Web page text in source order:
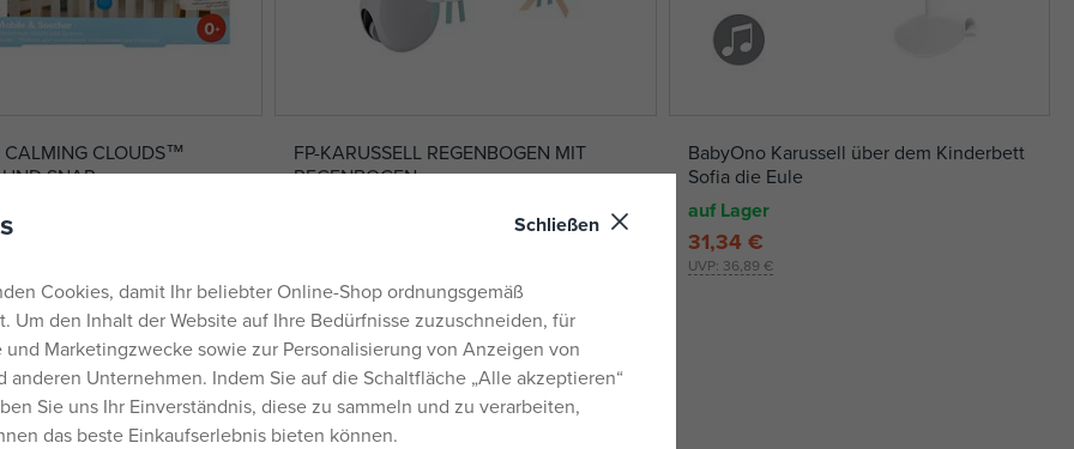
CLOUDS™
SNAP
FP-KARUSSELL REGENBOGEN MIT
REGENBOGEN
BabyOno Karussell über dem Kinderbett
Sofia die Eule
auf Lager
UVP: 36,89 €
31,34 €
Schließen
Cookies, damit Ihr beliebter Online-Shop ordnungsgemäß
Um den Inhalt der Website auf Ihre Bedürfnisse zuzuschneiden, für
und Marketingzwecke sowie zur Personalisierung von Anzeigen von
anderen Unternehmen. Indem Sie auf die Schaltfläche „Alle akzeptieren“
Sie uns Ihr Einverständnis, diese zu sammeln und zu verarbeiten,
das beste Einkaufserlebnis bieten können.